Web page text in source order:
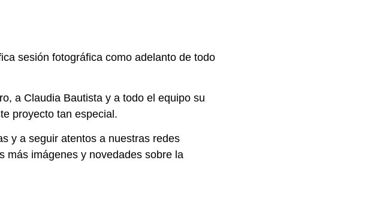
sesión fotográfica como adelanto de todo
a Claudia Bautista y a todo el equipo su
proyecto tan especial.
y a seguir atentos a nuestras redes
más imágenes y novedades sobre la